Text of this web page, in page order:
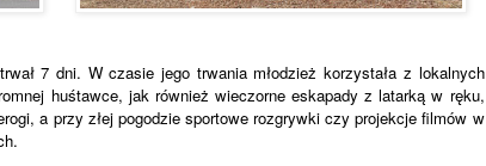
7 dni. W czasie jego trwania młodzież korzystała z lokalnych
huśtawce, jak również wieczorne eskapady z latarką w ręku,
a przy złej pogodzie sportowe rozgrywki czy projekcje filmów w